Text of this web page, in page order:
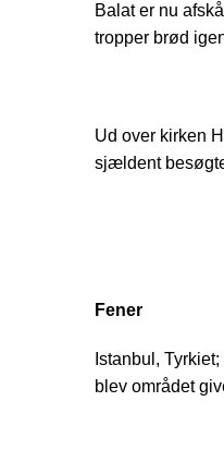
Balat er nu
tropper brød
Ud over kirken
sjældent
Fener
Istanbul,
blev området